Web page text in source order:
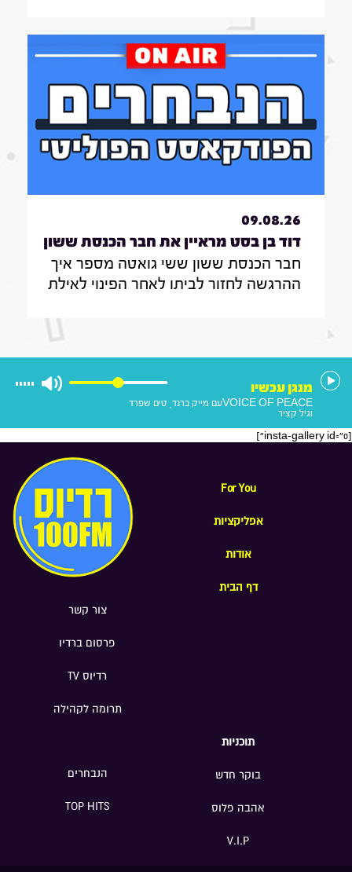
חרדים לצה"ל ואיזו מפלגה לא תהיה
שותפה לממשלה בראשות הליכוד
09.08.26
דוד בן בסט מראיין את חבר הכנסת ששון
ששי גואטה|7.8.26
חבר הכנסת ששון ששי גואטה מספר איך
ההרגשה לחזור לביתו לאחר הפינוי לאילת
הפרוטקשן שמאיימת על עסקים ברחבי
מנגן עכשיו
VOICE OF PEACEעם מייק ברנדˎ טים שפרד
וגיל קציר
[insta-gallery id="0"]
For You
אפליקציות
אודות
דף הבית
צור קשר
פרסום ברדיו
רדיוס TV
תרומה לקהילה
תוכניות
בוקר חדש
אהבה פלוס
V.I.P
הנבחרים
TOP HITS